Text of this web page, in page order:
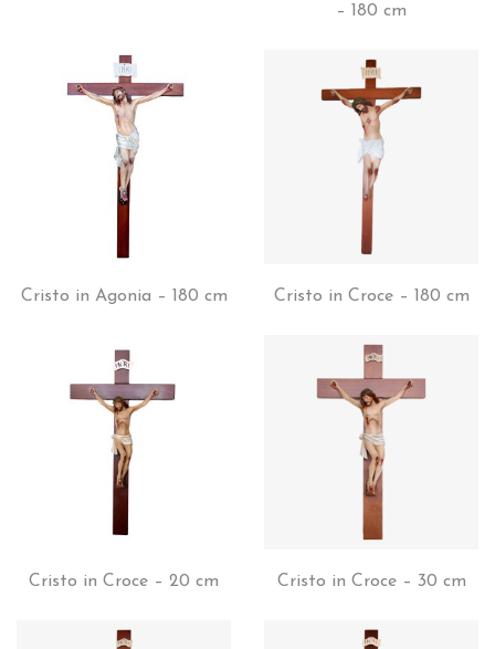
– 180 cm
Cristo in Agonia – 180 cm Cristo in Croce – 180 cm
Cristo in Croce – 20 cm Cristo in Croce – 30 cm